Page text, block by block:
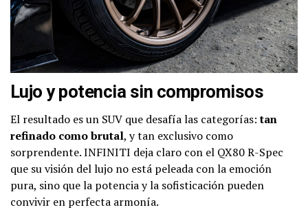
Lujo y potencia sin compromisos
El resultado es un SUV que desafía las categorías:tan
refinado como brutal, y tan exclusivo como
sorprendente. INFINITI deja claro con el QX80 R-Spec
que su visión del lujo no está peleada con la emoción
pura, sino que la potencia y la sofisticación pueden
convivir en perfecta armonía.